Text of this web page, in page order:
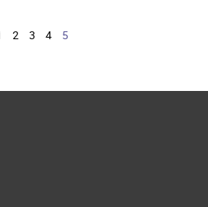
2 3 4 5